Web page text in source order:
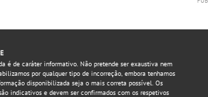
é de caráter informativo. Não pretende ser exaustiva nem
por qualquer tipo de incorreção, embora tenhamos
disponibilizada seja o mais correta possível. Os
indicativos e devem ser confirmados com os respetivos